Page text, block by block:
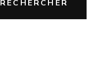
RECHERCHER